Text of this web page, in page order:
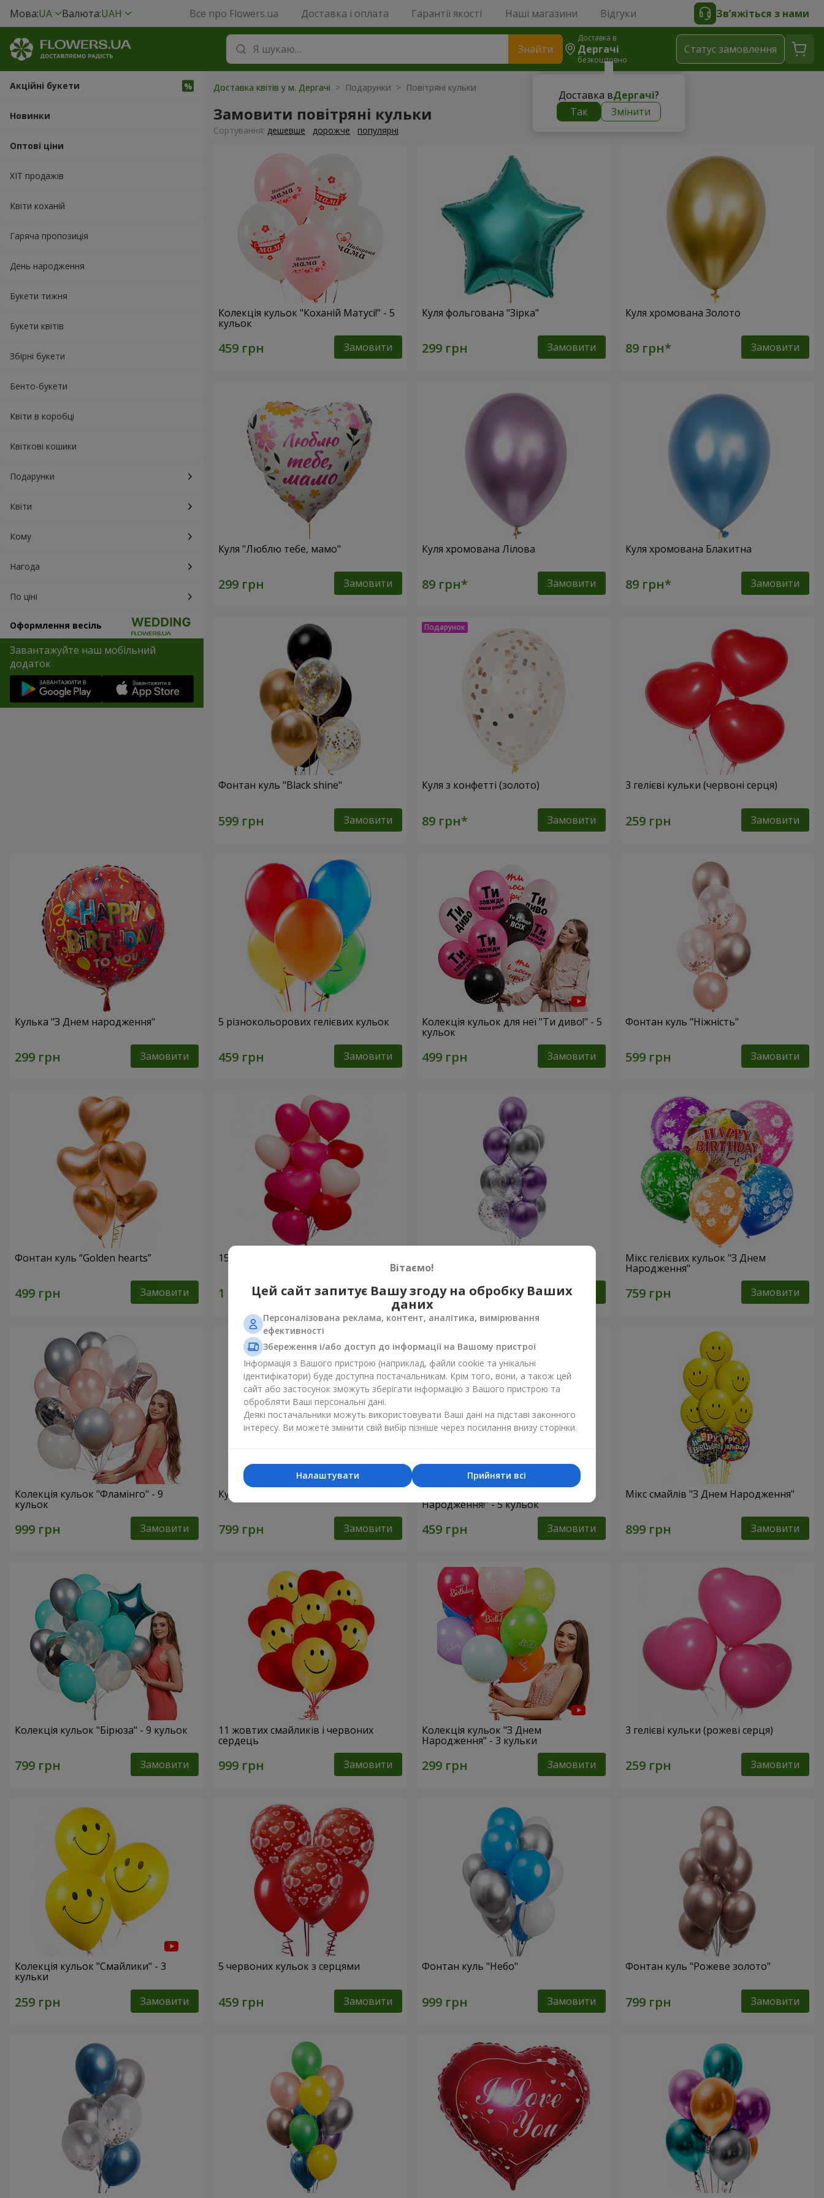
Мова:UA Валюта:UAH Все про Flowers.ua Доставка і оплата Гарантії якості Наші магазини Відгуки Зв’яжіться з нами
Знайти
Доставка в
Дергачі
безкоштовно
Доставка вДергачі?
Так
Змінити
Статус замовлення
Акційні букети
Новинки
Оптові ціни
ХІТ продажів
Квіти коханій
Гаряча пропозиція
День народження
Букети тижня
Букети квітів
Збірні букети
Бенто-букети
Квіти в коробці
Квіткові кошики
Подарунки
Квіти
Кому
Нагода
По ціні
Оформлення весіль
Завантажуйте наш мобільний
додаток
Доставка квітів у м. Дергачі > Подарунки > Повітряні кульки
Замовити повітряні кульки
Сортування: дешевше дорожче популярні
Колекція кульок "Коханій Матусі!" - 5
кульок
Замовити
Куля фольгована "Зірка"
Замовити
Куля хромована Золото
Замовити
Куля "Люблю тебе, мамо"
Замовити
Куля хромована Лілова
Замовити
Куля хромована Блакитна
Замовити
Фонтан куль "Black shine"
Замовити
Куля з конфетті (золото)
Замовити
3 гелієві кульки (червоні серця)
Замовити
Кулька "З Днем народження"
Замовити
5 різнокольорових гелієвих кульок
Замовити
Колекція кульок для неї "Ти диво!" - 5
кульок
Замовити
Фонтан куль "Ніжність"
Замовити
Фонтан куль “Golden hearts”
Замовити
15 гелієвих кульок (у формі сердець)
Замовити Замовити
Мікс гелієвих кульок "З Днем
Народження"
Замовити
Колекція кульок "Фламінго" - 9
кульок
Замовити
Кульки "Цифри"
Замовити
Народження!" - 5 кульок
Замовити
Мікс смайлів "З Днем Народження"
Замовити
Колекція кульок "Бірюза" - 9 кульок
Замовити
11 жовтих смайликів і червоних
сердець
Замовити
Колекція кульок "З Днем
Народження" - 3 кульки
Замовити
3 гелієві кульки (рожеві серця)
Замовити
Колекція кульок "Смайлики" - 3
кульки
Замовити
5 червоних кульок з серцями
Замовити
Фонтан куль "Небо"
Замовити
Фонтан куль "Рожеве золото"
Замовити
Вітаємо!
Цей сайт запитує Вашу згоду на обробку Ваших
даних
Персоналізована реклама, контент, аналітика, вимірювання
ефективності
Збереження і/або доступ до інформації на Вашому пристрої
Інформація з Вашого пристрою (наприклад, файли cookie та унікальні
ідентифікатори) буде доступна постачальникам. Крім того, вони, а також цей
сайт або застосунок зможуть зберігати інформацію з Вашого пристрою та
обробляти Ваші персональні дані.
Деякі постачальники можуть використовувати Ваші дані на підставі законного
інтересу. Ви можете змінити свій вибір пізніше через посилання внизу сторінки.
Прийняти всі
Налаштувати